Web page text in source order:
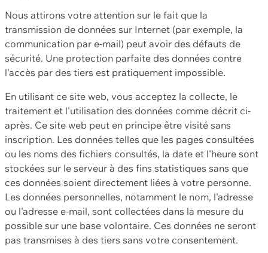
Nous attirons votre attention sur le fait que la
transmission de données sur Internet (par exemple, la
communication par e-mail) peut avoir des défauts de
sécurité. Une protection parfaite des données contre
l'accès par des tiers est pratiquement impossible.
En utilisant ce site web, vous acceptez la collecte, le
traitement et l'utilisation des données comme décrit ci-
après. Ce site web peut en principe être visité sans
inscription. Les données telles que les pages consultées
ou les noms des fichiers consultés, la date et l'heure sont
stockées sur le serveur à des fins statistiques sans que
ces données soient directement liées à votre personne.
Les données personnelles, notamment le nom, l'adresse
ou l'adresse e-mail, sont collectées dans la mesure du
possible sur une base volontaire. Ces données ne seront
pas transmises à des tiers sans votre consentement.